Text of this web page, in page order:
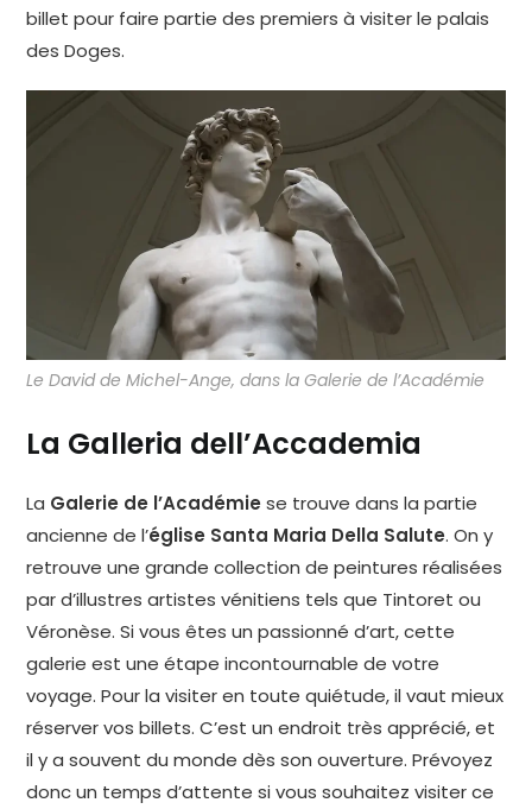
billet pour faire partie des premiers à visiter le palais
des Doges.
Le David de Michel-Ange, dans la Galerie de l’Académie
La Galleria dell’Accademia
La Galerie de l’Académie se trouve dans la partie
ancienne de l’église Santa Maria Della Salute. On y
retrouve une grande collection de peintures réalisées
par d’illustres artistes vénitiens tels que Tintoret ou
Véronèse. Si vous êtes un passionné d’art, cette
galerie est une étape incontournable de votre
voyage. Pour la visiter en toute quiétude, il vaut mieux
réserver vos billets. C’est un endroit très apprécié, et
il y a souvent du monde dès son ouverture. Prévoyez
donc un temps d’attente si vous souhaitez visiter ce